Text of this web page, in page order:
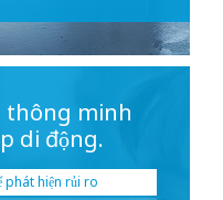
thông minh
di động.
phát hiện rủi ro